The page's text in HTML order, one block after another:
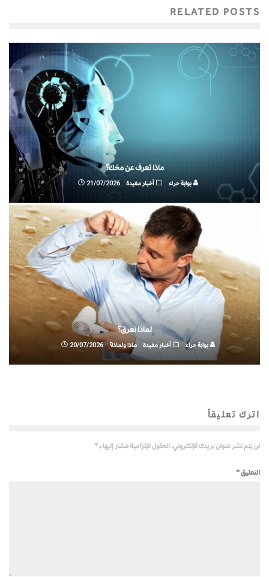
RELATED POSTS
ماذا تعرف عن مخك؟
بوابة حراء أخبار مفيدة 21/07/2026
لماذا نعرق؟
بوابة حراء أخبار مفيدة ماذا ولماذا؟ 20/07/2026
اترك تعليقاً
لن يتم نشر عنوان بريدك الإلكتروني. الحقول الإلزامية مشار إليها بـ*
التعليق*